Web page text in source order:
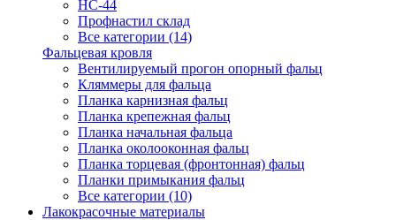
НС-44
Профнастил склад
Все категории (14)
Фальцевая кровля
Вентилируемый прогон опорный фальц
Кляммеры для фальца
Планка карнизная фальц
Планка крепежная фальц
Планка начальная фальца
Планка околооконная фальц
Планка торцевая (фронтонная) фальц
Планки примыкания фальц
Все категории (10)
Лакокрасочные материалы